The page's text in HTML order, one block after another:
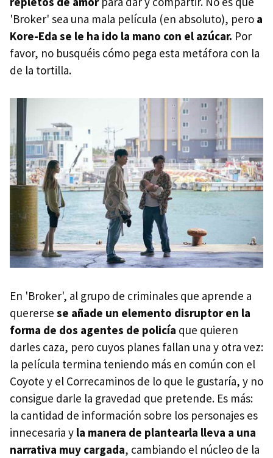
'Broker' sea una mala película (en absoluto), pero a
Kore-Eda se le ha ido la mano con el azúcar. Por
favor, no busquéis cómo pega esta metáfora con la
de la tortilla.
En 'Broker', al grupo de criminales que aprende a
quererse se añade un elemento disruptor en la
forma de dos agentes de policía que quieren
darles caza, pero cuyos planes fallan una y otra vez:
la película termina teniendo más en común con el
Coyote y el Correcaminos de lo que le gustaría, y no
consigue darle la gravedad que pretende. Es más:
la cantidad de información sobre los personajes es
innecesaria y la manera de plantearla lleva a una
narrativa muy cargada, cambiando el núcleo de la